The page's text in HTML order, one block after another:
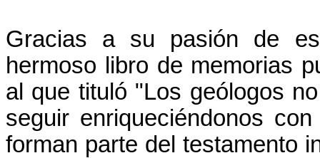
Gracias a su pasión de
hermoso libro de memorias
al que tituló "Los geólogos
seguir enriqueciéndonos
forman parte del testamento